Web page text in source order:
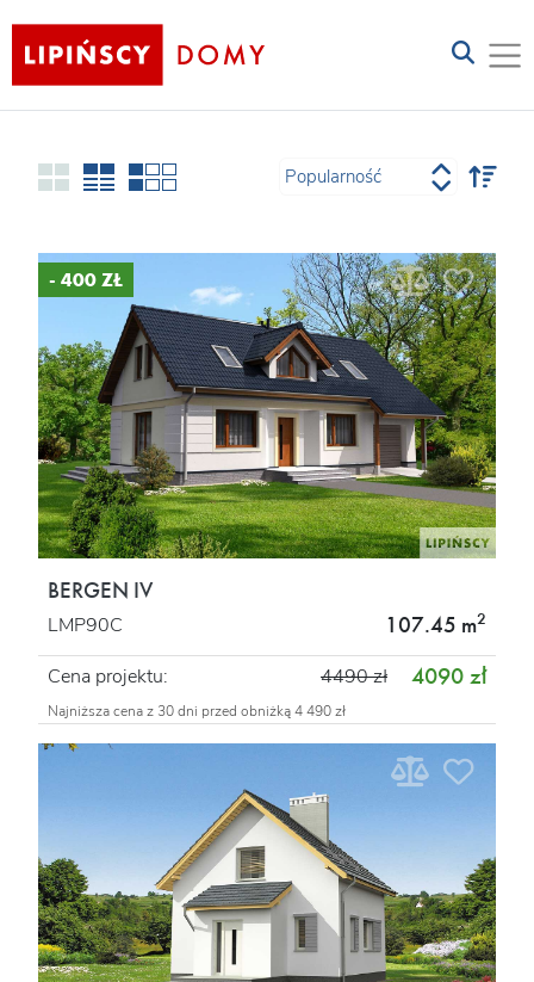
- 400 ZŁ
BERGEN IV
LMP90C 107.45 m2
Cena projektu: 4090 zł
4490 zł
Najniższa cena z 30 dni przed obniżką 4 490 zł